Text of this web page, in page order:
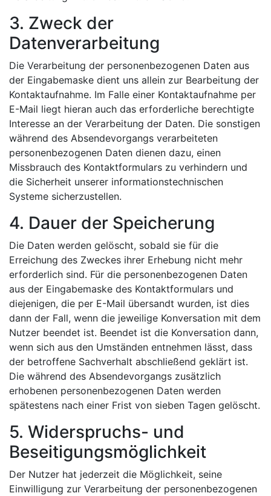
3. Zweck der
Datenverarbeitung
Die Verarbeitung der personenbezogenen Daten aus
der Eingabemaske dient uns allein zur Bearbeitung der
Kontaktaufnahme. Im Falle einer Kontaktaufnahme per
E-Mail liegt hieran auch das erforderliche berechtigte
Interesse an der Verarbeitung der Daten. Die sonstigen
während des Absendevorgangs verarbeiteten
personenbezogenen Daten dienen dazu, einen
Missbrauch des Kontaktformulars zu verhindern und
die Sicherheit unserer informationstechnischen
Systeme sicherzustellen.
4. Dauer der Speicherung
Die Daten werden gelöscht, sobald sie für die
Erreichung des Zweckes ihrer Erhebung nicht mehr
erforderlich sind. Für die personenbezogenen Daten
aus der Eingabemaske des Kontaktformulars und
diejenigen, die per E-Mail übersandt wurden, ist dies
dann der Fall, wenn die jeweilige Konversation mit dem
Nutzer beendet ist. Beendet ist die Konversation dann,
wenn sich aus den Umständen entnehmen lässt, dass
der betroffene Sachverhalt abschließend geklärt ist.
Die während des Absendevorgangs zusätzlich
erhobenen personenbezogenen Daten werden
spätestens nach einer Frist von sieben Tagen gelöscht.
5. Widerspruchs- und
Beseitigungsmöglichkeit
Der Nutzer hat jederzeit die Möglichkeit, seine
Einwilligung zur Verarbeitung der personenbezogenen